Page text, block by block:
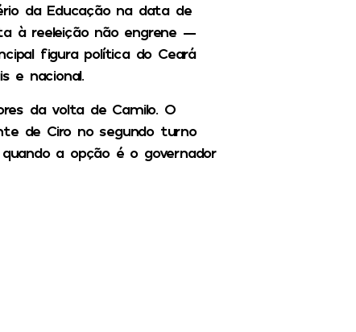
da Educação na data de
à reeleição não engrene —
figura política do Ceará
e nacional.
da volta de Camilo. O
de Ciro no segundo turno
a opção é o governador